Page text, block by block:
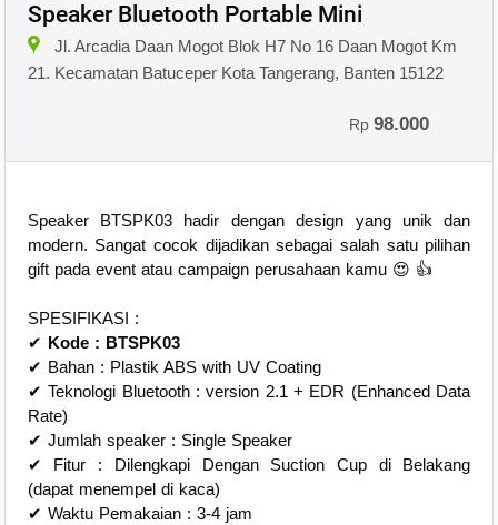
Speaker Bluetooth Portable Mini
Jl. Arcadia Daan Mogot Blok H7 No 16 Daan Mogot Km
21. Kecamatan Batuceper Kota Tangerang, Banten 15122
Rp98.000
Speaker BTSPK03 hadir dengan design yang unik dan
modern. Sangat cocok dijadikan sebagai salah satu pilihan
gift pada event atau campaign perusahaan kamu 😍 👍
SPESIFIKASI :
✔ Kode : BTSPK03
✔ Bahan : Plastik ABS with UV Coating
✔ Teknologi Bluetooth : version 2.1 + EDR (Enhanced Data
Rate)
✔ Jumlah speaker : Single Speaker
✔ Fitur : Dilengkapi Dengan Suction Cup di Belakang
(dapat menempel di kaca)
✔ Waktu Pemakaian : 3-4 jam